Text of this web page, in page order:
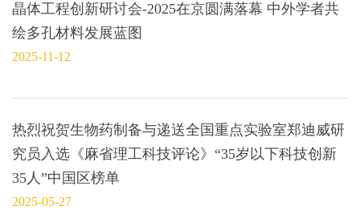
晶体工程创新研讨会-2025在京圆满落幕 中外学者共
绘多孔材料发展蓝图
2025-11-12
热烈祝贺生物药制备与递送全国重点实验室郑迪威研
究员入选《麻省理工科技评论》“35岁以下科技创新
35人”中国区榜单
2025-05-27